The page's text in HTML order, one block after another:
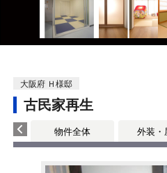
大阪府 Ｈ様邸
古民家再生
物件全体 外装・